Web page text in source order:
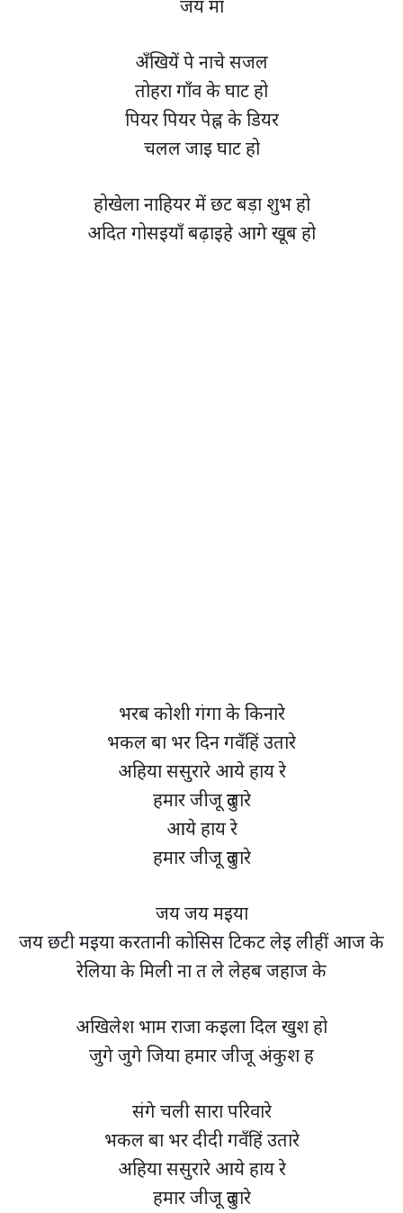
जय माँ
अँखियें पे नाचे सजल
तोहरा गाँव के घाट हो
पियर पियर पेह्न के डियर
चलल जाइ घाट हो
होखेला नाहियर में छट बड़ा शुभ हो
अदित गोसइयाँ बढ़ाइहे आगे खूब हो
भरब कोशी गंगा के किनारे
भकल बा भर दिन गवँहिं उतारे
अहिया ससुरारे आये हाय रे
हमार जीजू दुलारे
आये हाय रे
हमार जीजू दुलारे
जय जय मइया
जय छटी मइया करतानी कोसिस टिकट लेइ लीहीं आज के
रेलिया के मिली ना त ले लेहब जहाज के
अखिलेश भाम राजा कइला दिल खुश हो
जुगे जुगे जिया हमार जीजू अंकुश ह
संगे चली सारा परिवारे
भकल बा भर दीदी गवँहिं उतारे
अहिया ससुरारे आये हाय रे
हमार जीजू दुलारे